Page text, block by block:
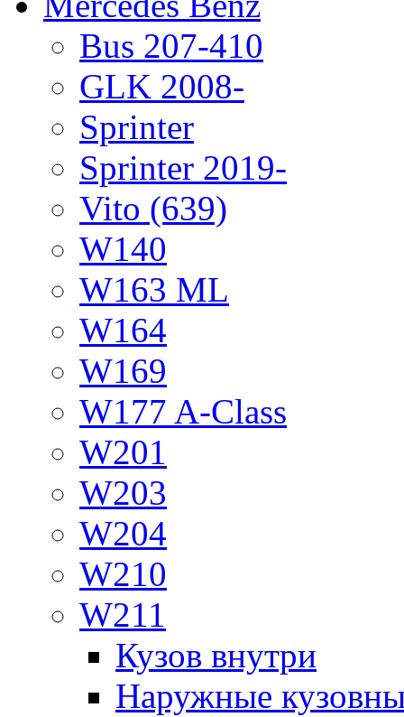
Bus 207-410
GLK 2008-
Sprinter
Sprinter 2019-
Vito (639)
W140
W163 ML
W164
W169
W177 A-Class
W201
W203
W204
W210
W211
Кузов внутри
Наружные